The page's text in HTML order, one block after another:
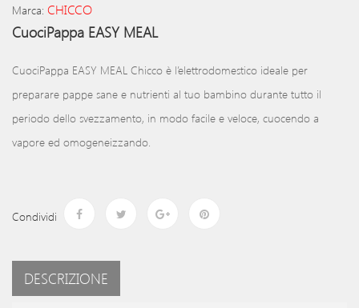
Marca: CHICCO
CuociPappa EASY MEAL
CuociPappa EASY MEAL Chicco è l’elettrodomestico ideale per
preparare pappe sane e nutrienti al tuo bambino durante tutto il
periodo dello svezzamento, in modo facile e veloce, cuocendo a
vapore ed omogeneizzando.
Condividi
DESCRIZIONE